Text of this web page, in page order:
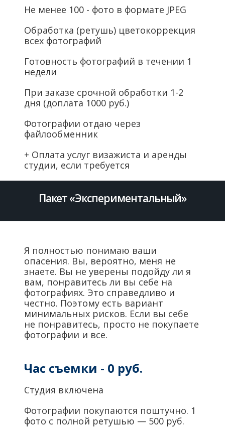
Не менее 100 - фото в формате JPEG
Обработка (ретушь) цветокоррекция
всех фотографий
Готовность фотографий в течении 1
недели
При заказе срочной обработки 1-2
дня (доплата 1000 руб.)
Фотографии отдаю через
файлообменник
+ Оплата услуг визажиста и аренды
студии, если требуется
Пакет «Экспериментальный»
Я полностью понимаю ваши
опасения. Вы, вероятно, меня не
знаете. Вы не уверены подойду ли я
вам, понравитесь ли вы себе на
фотографиях. Это справедливо и
честно. Поэтому есть вариант
минимальных рисков. Если вы себе
не понравитесь, просто не покупаете
фотографии и все.
Час съемки - 0 руб.
Студия включена
Фотографии покупаются поштучно. 1
фото с полной ретушью — 500 руб.